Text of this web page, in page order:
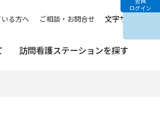
る方へ ご相談・お問合せ 文字サイズ
ログイン
訪問看護ステーションを探す